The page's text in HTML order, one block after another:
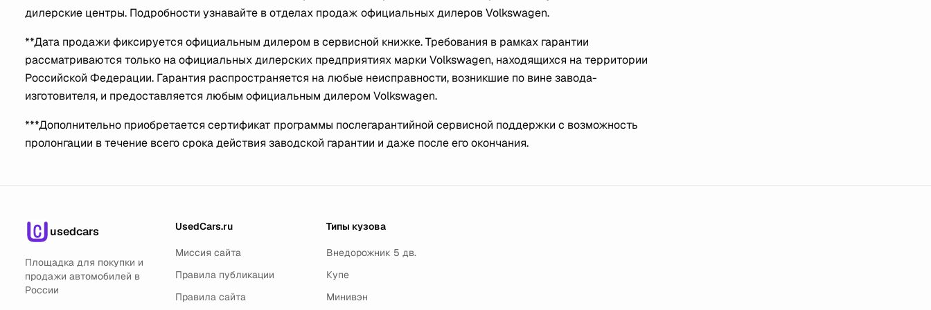
дилерские центры. Подробности узнавайте в отделах продаж официальных дилеров Volkswagen.
**Дата продажи фиксируется официальным дилером в сервисной книжке. Требования в рамках гарантии
рассматриваются только на официальных дилерских предприятиях марки Volkswagen, находящихся на территории
Российской Федерации. Гарантия распространяется на любые неисправности, возникшие по вине завода-
изготовителя, и предоставляется любым официальным дилером Volkswagen.
***Дополнительно приобретается сертификат программы послегарантийной сервисной поддержки с возможность
пролонгации в течение всего срока действия заводской гарантии и даже после его окончания.
usedcars
Площадка для покупки и
продажи автомобилей в
России
UsedCars.ru
Миссия сайта
Правила публикации
Правила сайта
Типы кузова
Внедорожник 5 дв.
Купе
Минивэн